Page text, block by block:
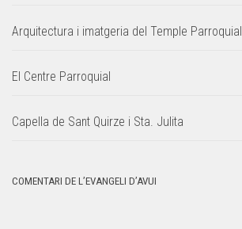
Arquitectura i imatgeria del Temple Parroquial
El Centre Parroquial
Capella de Sant Quirze i Sta. Julita
COMENTARI DE L’EVANGELI D’AVUI